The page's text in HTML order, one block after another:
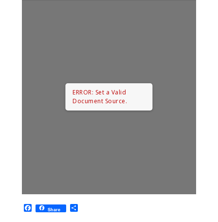
ERROR: Set a Valid
Document Source.
F
a
Share P